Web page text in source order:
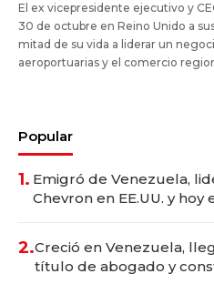
El ex vicepresidente ejecutivo y
30 de octubre en Reino Unido a
mitad de su vida a liderar un
aeroportuarias y el comercio
Popular
1. Emigró de Venezuela,
Chevron en EE.UU. y
2.Creció en Venezuela,
título de abogado y